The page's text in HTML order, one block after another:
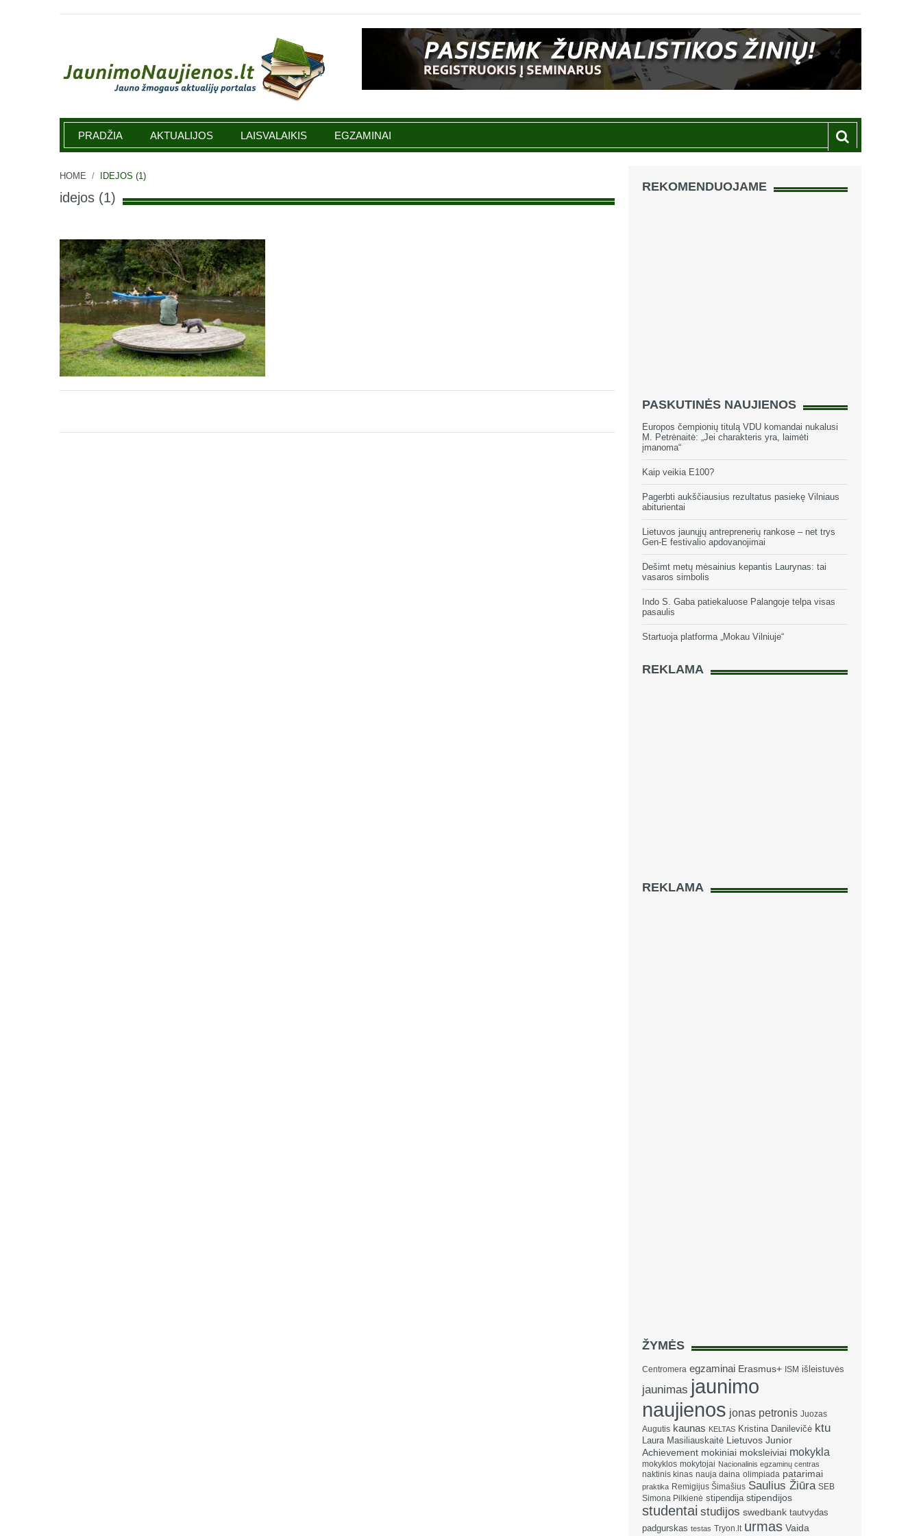
Jaunimonaujienos.lt
PRADŽIA AKTUALIJOS LAISVALAIKIS EGZAMINAI
HOME / IDEJOS (1)
idejos (1)
REKOMENDUOJAME
PASKUTINĖS NAUJIENOS
Europos čempionių titulą VDU komandai nukalusi
M. Petrėnaitė: „Jei charakteris yra, laimėti
įmanoma“
Kaip veikia E100?
Pagerbti aukščiausius rezultatus pasiekę Vilniaus
abiturientai
Lietuvos jaunųjų antreprenerių rankose – net trys
Gen-E festivalio apdovanojimai
Dešimt metų mėsainius kepantis Laurynas: tai
vasaros simbolis
Indo S. Gaba patiekaluose Palangoje telpa visas
pasaulis
Startuoja platforma „Mokau Vilniuje“
REKLAMA
REKLAMA
ŽYMĖS
Centromera egzaminai Erasmus+ ISM išleistuvės
jaunimas jaunimo
naujienos jonas petronis Juozas
Augutis kaunas KELTAS Kristina Danilevičė ktu
Laura Masiliauskaitė Lietuvos Junior
Achievement mokiniai moksleiviai mokykla
mokyklos mokytojai Nacionalinis egzaminų centras
naktinis kinas nauja daina olimpiada patarimai
praktika Remigijus Šimašius Saulius Žiūra SEB
Simona Pilkienė stipendija stipendijos
studentai studijos swedbank tautvydas
padgurskas testas Tryon.lt urmas Vaida